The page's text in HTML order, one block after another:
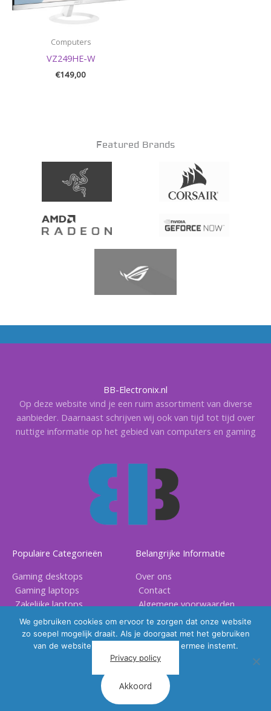
Computers
VZ249HE-W
€149,00
Featured Brands
BB-Electronix.nl
Op deze website vind je een ruim assortiment van diverse
aanbieder. Daarnaast schrijven wij ook van tijd tot tijd over
nuttige informatie op het gebied van computers en gaming
Populaire Categorieën
Gaming desktops
Gaming laptops
Zakelijke laptops
Gaming accessoires
Belangrijke Informatie
Over ons
Contact
Algemene voorwaarden
Privacy voorwaarden
Copyright © 2026 |BB Electronix
We gebruiken cookies om ervoor te zorgen dat onze website
zo soepel mogelijk draait. Als je doorgaat met het gebruiken
van de website, gaan we er vanuit dat ermee instemt.
Privacy policy
Akkoord